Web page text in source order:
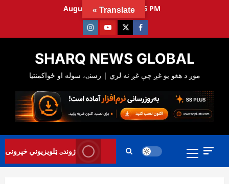
August 7, 2026 1:06:57 PM
Facebook
Twitter
Youtube
Instagram
SHARQ NEWS GLOBAL
Primary
ژوندۍ ټلویزیوني خپرونی
Translate »